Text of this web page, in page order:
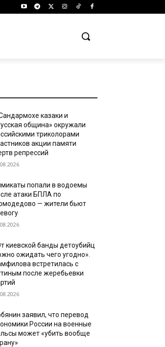
казаки и
община» окружали
триколорами
акции памяти
репрессий
попали в водоемы
атаки БПЛА по
— жители бьют
киевской банды детоубийц
ожидать чего угодно».
встретилась с
после жеребьевки
заявил, что перевод
России на военные
может «убить вообще